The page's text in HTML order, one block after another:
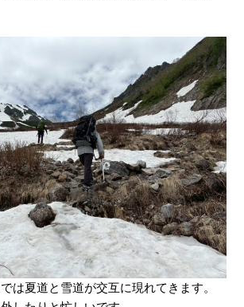
は夏道と雪道が交互に現れてきます。